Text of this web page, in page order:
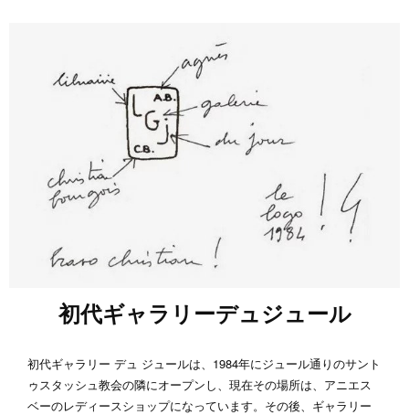
初代ギャラリーデュジュール
初代ギャラリー デュ ジュールは、1984年にジュール通りのサント
ゥスタッシュ教会の隣にオープンし、現在その場所は、アニエス
ベーのレディースショップになっています。その後、ギャラリー